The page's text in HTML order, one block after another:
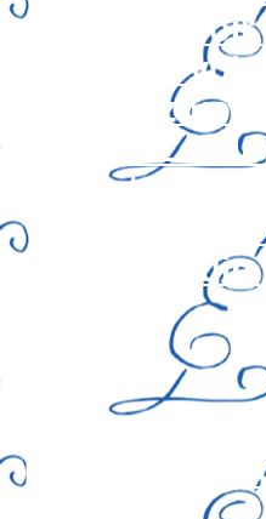
Ecoutez-voir
Ecoutez-voir
Ecoutez-voir
Ecoutez-voir
Ecoutez-voir
(inauguration
Aragon, Juin
Ecoutez-voir n° 54